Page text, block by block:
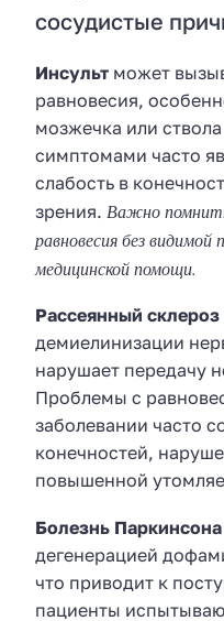
сосудистые
Инсульт может
равновесия,
мозжечка или
симптомами часто
слабость в
зрения. Важно
равновесия без
медицинской помощи.
Рассеянный склероз
демиелинизации
нарушает передачу
Проблемы с
заболевании часто
конечностей,
повышенной
Болезнь Паркинсона
дегенерацией
что приводит к
пациенты